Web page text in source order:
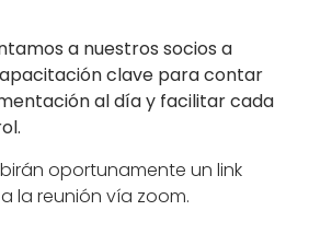
a nuestros socios a
clave para contar
al día y facilitar cada
oportunamente un link
la reunión vía zoom.